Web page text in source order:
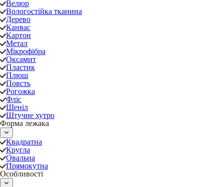
Велюр
Вологостійка тканина
Дерево
Канвас
Картон
Метал
Мікрофібра
Оксамит
Пластик
Плюш
Повсть
Рогожка
Фліс
Шеніл
Штучне хутро
Форма лежака
Квадратна
Кругла
Овальна
Прямокутна
Особливості